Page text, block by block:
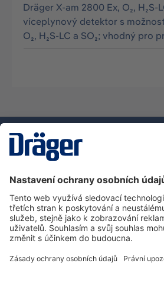
Dräger X-am 2800 Ex, O₂, H₂S-
víceplynový detektor s
O₂, H₂S-LC a SO₂; vhodný pro
Zákaznická infolinka
O společnosti Dräger
Informace